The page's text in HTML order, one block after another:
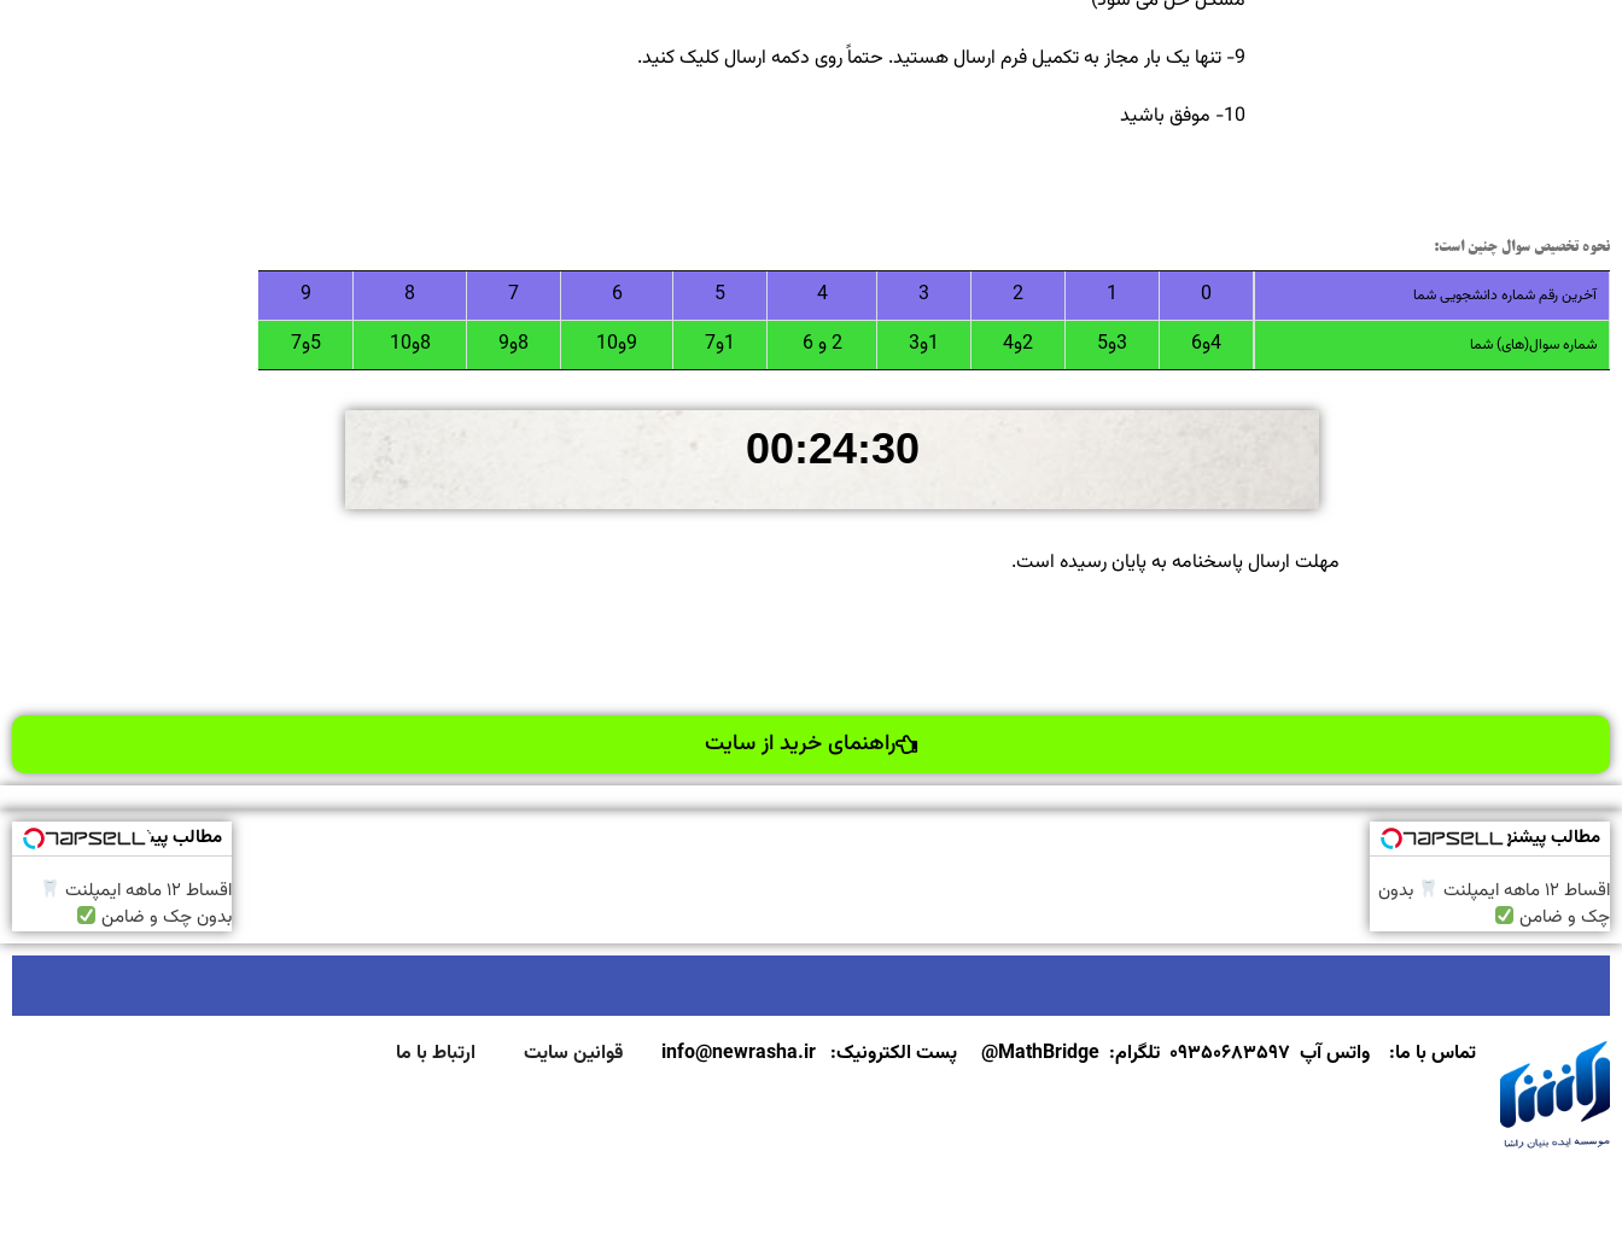
9- تنها یک بار مجاز به تکمیل فرم ارسال هستید. حتماً روی دکمه ارسال کلیک کنید.
10- موفق باشید
نحوه تخصیص سوال چنین است:
آخرین رقم شماره دانشجویی شما 0
1
2
3
4
5
6
7
8
9
شماره سوال(های) شما 4و6 3و5 2و4 1و3 2 و 6 1و7 9و10 8و9 8و10 5و7
مهلت ارسال پاسخنامه به پایان رسیده است.
راهنمای خرید از سایت
مطالب پیشنهادی
اقساط ۱۲ ماهه ایمپلنت
بدون
چک و ضامن
مطالب پیشنهادی
اقساط ۱۲ ماهه ایمپلنت
بدون چک و ضامن
تماس با ما: واتس آپ ۰۹۳۵۰۶۸۳۵۹۷ تلگرام: MathBridge@ پست الکترونیک: info@newrasha.ir قوانین سایت ارتباط با ما